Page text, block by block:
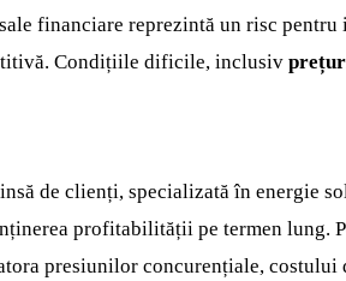
financiare reprezintă un risc
Condițiile dificile, inclusiv
de clienți, specializată în energie
profitabilității pe termen lung.
presiunilor concurențiale,